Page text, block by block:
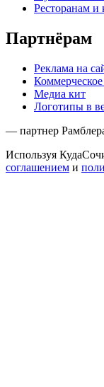
Ресторанам и
Партнёрам
Реклама на
Медиа кит
Логотипы в
— партнер
Используя
соглашением и